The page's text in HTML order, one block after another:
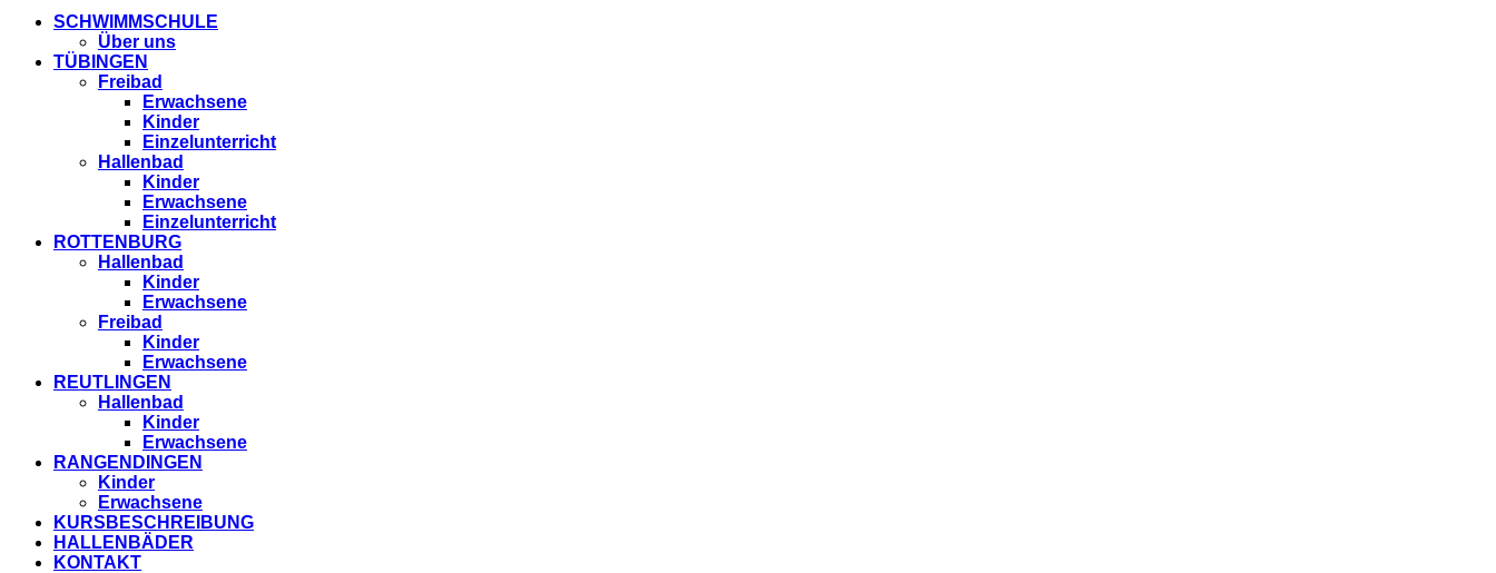
SCHWIMMSCHULE
Über uns
TÜBINGEN
Freibad
Erwachsene
Kinder
Einzelunterricht
Hallenbad
Kinder
Erwachsene
Einzelunterricht
ROTTENBURG
Hallenbad
Kinder
Erwachsene
Freibad
Kinder
Erwachsene
REUTLINGEN
Hallenbad
Kinder
Erwachsene
RANGENDINGEN
Kinder
Erwachsene
KURSBESCHREIBUNG
HALLENBÄDER
KONTAKT